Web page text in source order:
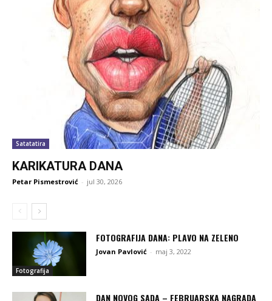
Satatatira
KARIKATURA DANA
Petar Pismestrović - jul 30, 2026
Fotografija
FOTOGRAFIJA DANA: PLAVO NA ZELENO
Jovan Pavlović - maj 3, 2022
DAN NOVOG SADA – FEBRUARSKA NAGRADA